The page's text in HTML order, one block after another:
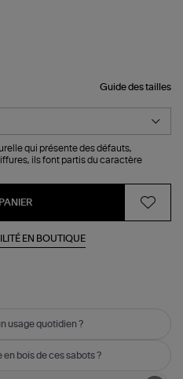
Guide des tailles
qui présente des défauts,
ils font partis du caractère
EN BOUTIQUE
usage quotidien ?
bois de ces sabots ?